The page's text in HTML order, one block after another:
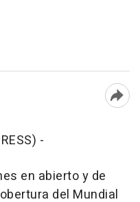
-
en abierto y de
del Mundial